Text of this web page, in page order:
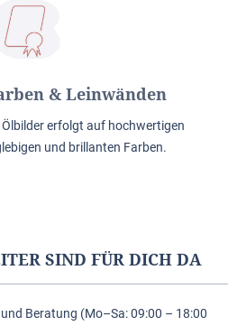
& Leinwänden
erfolgt auf hochwertigen
und brillanten Farben.
SIND FÜR DICH DA
Beratung (Mo–Sa: 09:00 – 18:00